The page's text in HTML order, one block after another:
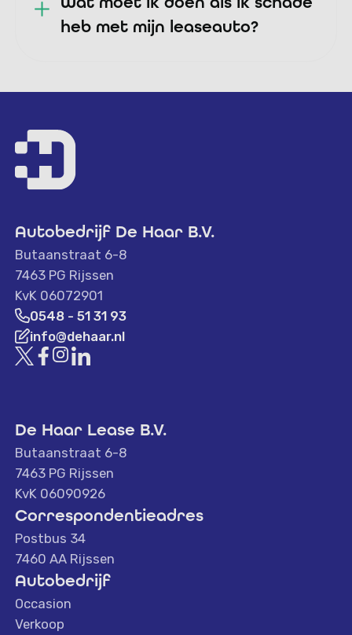
heb met mijn leaseauto?
Autobedrijf De Haar B.V.
Butaanstraat 6-8
7463 PG Rijssen
KvK 06072901
0548 - 51 31 93
info@dehaar.nl
De Haar Lease B.V.
Butaanstraat 6-8
7463 PG Rijssen
KvK 06090926
Correspondentieadres
Postbus 34
7460 AA Rijssen
Autobedrijf
Occasion
Verkoop